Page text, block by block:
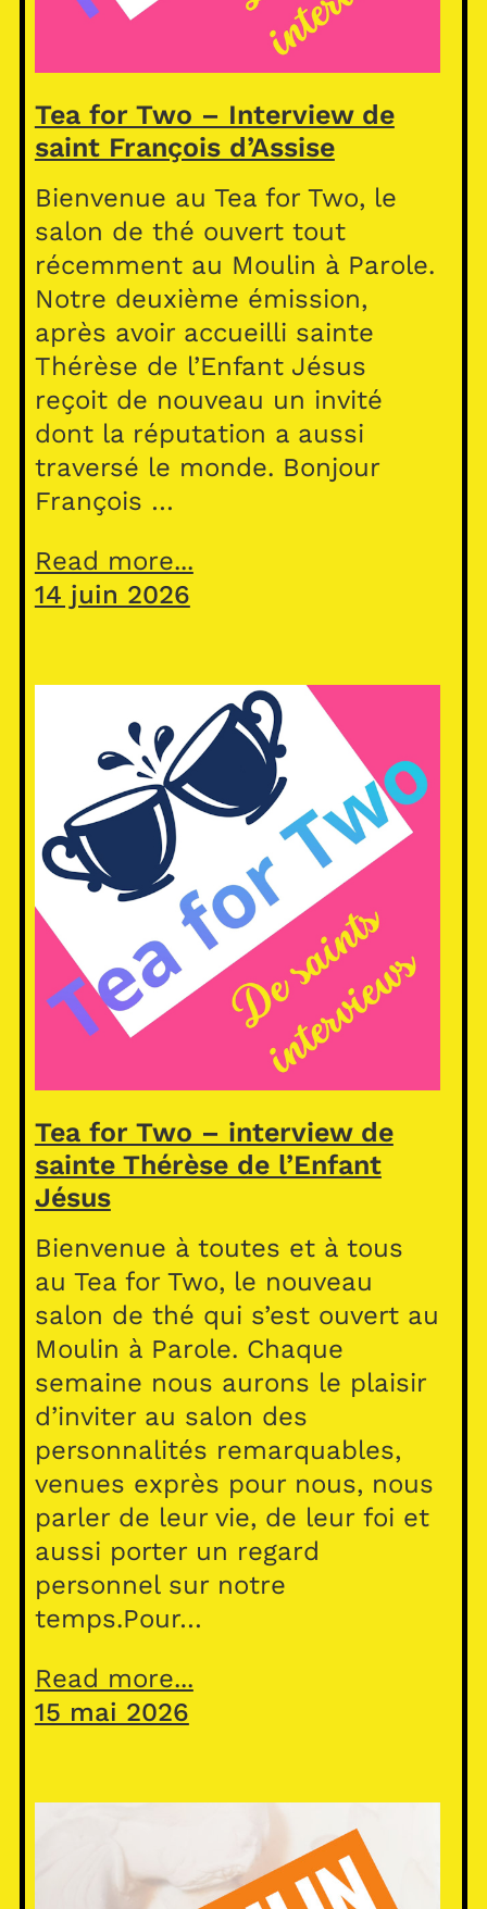
Tea for Two – Interview de
saint François d’Assise
Bienvenue au Tea for Two, le
salon de thé ouvert tout
récemment au Moulin à Parole.
Notre deuxième émission,
après avoir accueilli sainte
Thérèse de l’Enfant Jésus
reçoit de nouveau un invité
dont la réputation a aussi
traversé le monde. Bonjour
François …
Read more...
14 juin 2026
Tea for Two – interview de
sainte Thérèse de l’Enfant
Jésus
Bienvenue à toutes et à tous
au Tea for Two, le nouveau
salon de thé qui s’est ouvert au
Moulin à Parole. Chaque
semaine nous aurons le plaisir
d’inviter au salon des
personnalités remarquables,
venues exprès pour nous, nous
parler de leur vie, de leur foi et
aussi porter un regard
personnel sur notre
temps.Pour…
Read more...
15 mai 2026